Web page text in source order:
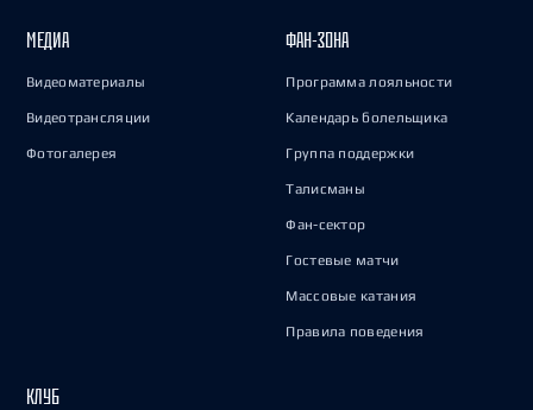
МЕДИА
Видеоматериалы
Видеотрансляции
Фотогалерея
ФАН-ЗОНА
Программа лояльности
Календарь болельщика
Группа поддержки
Талисманы
Фан-сектор
Гостевые матчи
Массовые катания
Правила поведения
КЛУБ